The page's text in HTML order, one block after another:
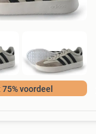
75% voordeel